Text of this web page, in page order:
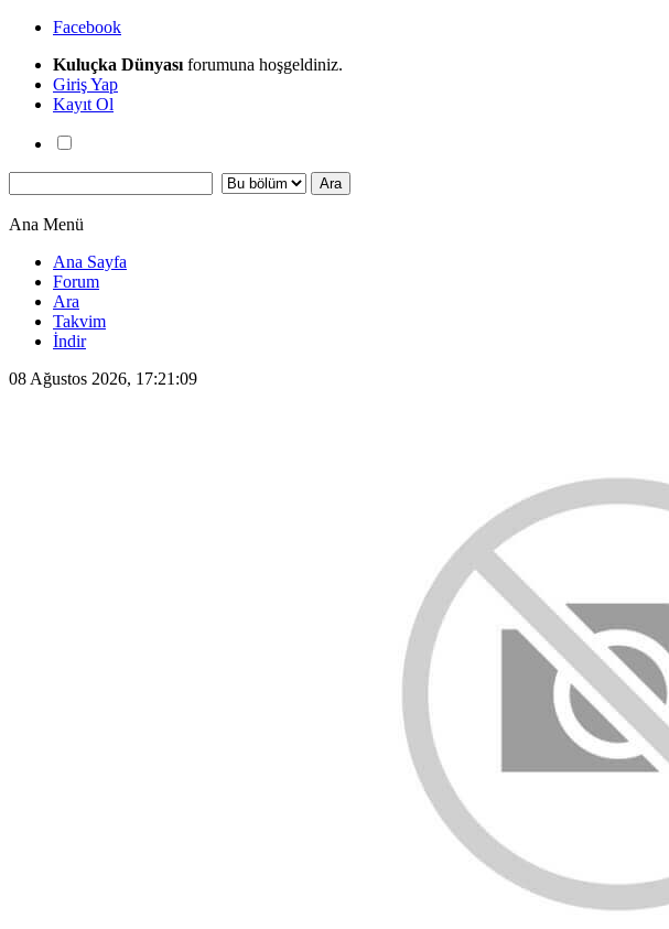
Facebook
Kuluçka Dünyası forumuna hoşgeldiniz.
Giriş Yap
Kayıt Ol
Ana Menü
Ana Sayfa
Forum
Ara
Takvim
İndir
08 Ağustos 2026, 17:21:09